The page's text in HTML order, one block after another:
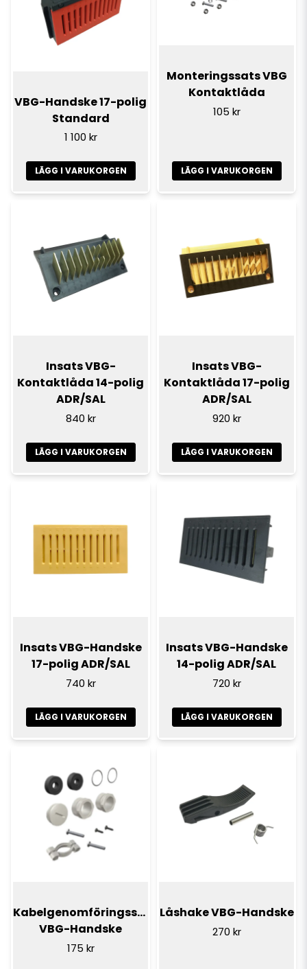
VBG-Handske 17-polig
Standard
1 100 kr
LÄGG I VARUKORGEN
Monteringssats VBG
Kontaktlåda
105 kr
LÄGG I VARUKORGEN
Insats VBG-
Kontaktlåda 14-polig
ADR/SAL
840 kr
LÄGG I VARUKORGEN
Insats VBG-
Kontaktlåda 17-polig
ADR/SAL
920 kr
LÄGG I VARUKORGEN
Insats VBG-Handske
17-polig ADR/SAL
740 kr
LÄGG I VARUKORGEN
Insats VBG-Handske
14-polig ADR/SAL
720 kr
LÄGG I VARUKORGEN
Kabelgenomföringssats
VBG-Handske
175 kr
Låshake VBG-Handske
270 kr